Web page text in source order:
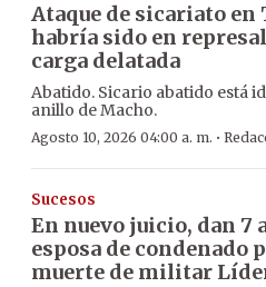
Ataque de sicariato en
habría sido en
carga delatada
Abatido. Sicario abatido está
anillo de Macho.
Agosto 10, 2026 04:00 a. m. ·
Sucesos
En nuevo juicio, dan 7
esposa de condenado
muerte de militar